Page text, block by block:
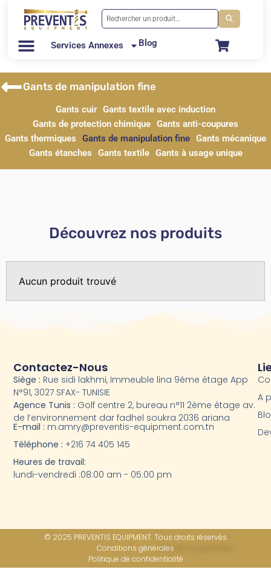
Services Annexes Blog
Gants de manipulation fine
Gants cuir Gants textile avec induction
Gants de protection chimique Gants anti-coupures
Gants thermiques
Gants de manipulation fine Gants mécanique
Gants étanches
Gants textile Gants à usage unique
Découvrez nos produits
Aucun produit trouvé
A
Contactez-Nous
Siège : Rue sidi lakhmi, Immeuble lina 9éme étage App
N°91, 3027 SFAX- TUNISIE
Agence Tunis : Golf centre 2, bureau n°11 2ème étage av.
de l’environnement dar fadhel soukra 2036 ariana
E-mail : m.amry@preventis-equipment.com.tn
Téléphone : +216 74 405 145
Heures de travail:
lundi-vendredi :08:00 am - 05:00 pm
© 2025 PREVENTIS EQUIPMENT. Tous droits réservés
Conditions générales
Politique de confidentialité​